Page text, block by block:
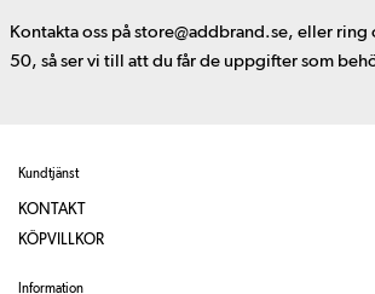
Kontakta oss på store@addbrand.se, eller ring
50, så ser vi till att du får de uppgifter som
Kundtjänst
KONTAKT
KÖPVILLKOR
Information